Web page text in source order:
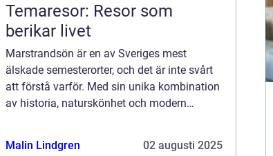
Temaresor: Resor som
berikar livet
Marstrandsön är en av Sveriges mest
älskade semesterorter, och det är inte svårt
att förstå varför. Med sin unika kombination
av historia, naturskönhet och modern
Malin Lindgren
02 augusti 2025